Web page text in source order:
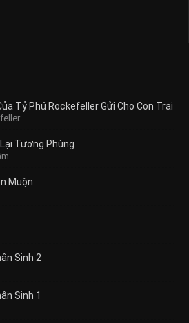
Tỷ Phú Rockefeller Gửi Cho Con Trai
Tương Phùng
Muộn
Sinh 2
Sinh 1